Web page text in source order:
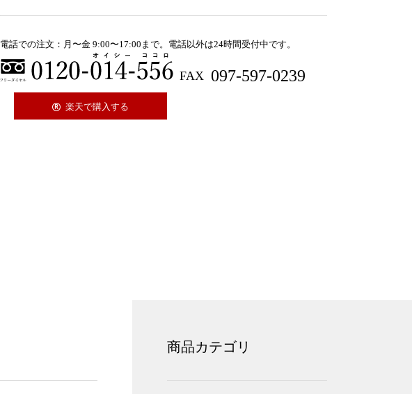
電話での注文：月〜金 9:00〜17:00まで。電話以外は24時間受付中です。
097-597-0239
楽天で購入する
商品カテゴリ